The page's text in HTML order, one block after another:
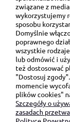
związane z
wykorzystujemy
sposobu
Domyślnie
poprawnego
wszystkie
lub odmówić i
też dostosować
"Dostosuj
momencie
plików cookies"
Szczegóły o
zasadach